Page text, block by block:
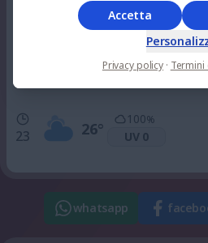
33° UV 3
° %
UV 0
23 26°
100%
UV 0
whatsapp
Accetta
Privacy policy · Termini